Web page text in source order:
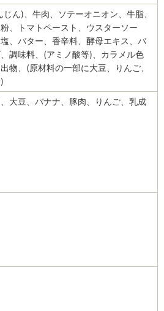
ん)、牛肉、ソテーオニオン、牛脂、
、トマトペースト、ウスターソー
、バター、香辛料、酵母エキス、バ
調味料、(アミノ酸等)、カラメル色
物、(原材料の一部に大豆、りんご、
大豆、バナナ、豚肉、りんご、乳成